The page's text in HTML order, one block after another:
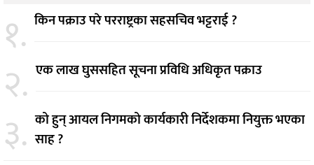
१. किन पक्राउ परे परराष्ट्रका सहसचिव भट्टराई ?
२. एक लाख घुससहित सूचना प्रविधि अधिकृत पक्राउ
३. को हुन् आयल निगमको कार्यकारी निर्देशकमा नियुक्त भएका
साह ?